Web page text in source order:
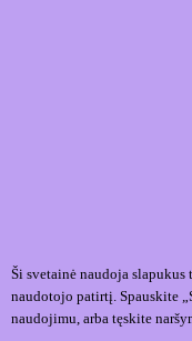
Ši svetainė naudoja
naudotojo patirtį. Spauskite
naudojimu, arba tęskite